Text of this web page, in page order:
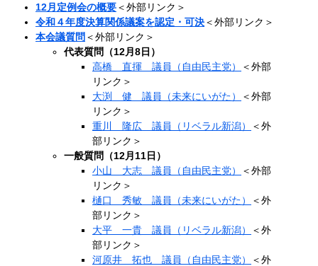
12月定例会の概要＜外部リンク＞
令和４年度決算関係議案を認定・可決＜外部リンク＞
本会議質問＜外部リンク＞
代表質問（12月8日）
高橋 直揮 議員（自由民主党）
＜外部
リンク＞
大渕 健 議員（未来にいがた）
＜外部
リンク＞
重川 隆広 議員（リベラル新潟）
＜外
部リンク＞
一般質問（12月11日）
小山 大志 議員（自由民主党）
＜外部
リンク＞
樋口 秀敏 議員（未来にいがた）
＜外
部リンク＞
大平 一貴 議員（リベラル新潟）
＜外
部リンク＞
河原井 拓也 議員（自由民主党）
＜外